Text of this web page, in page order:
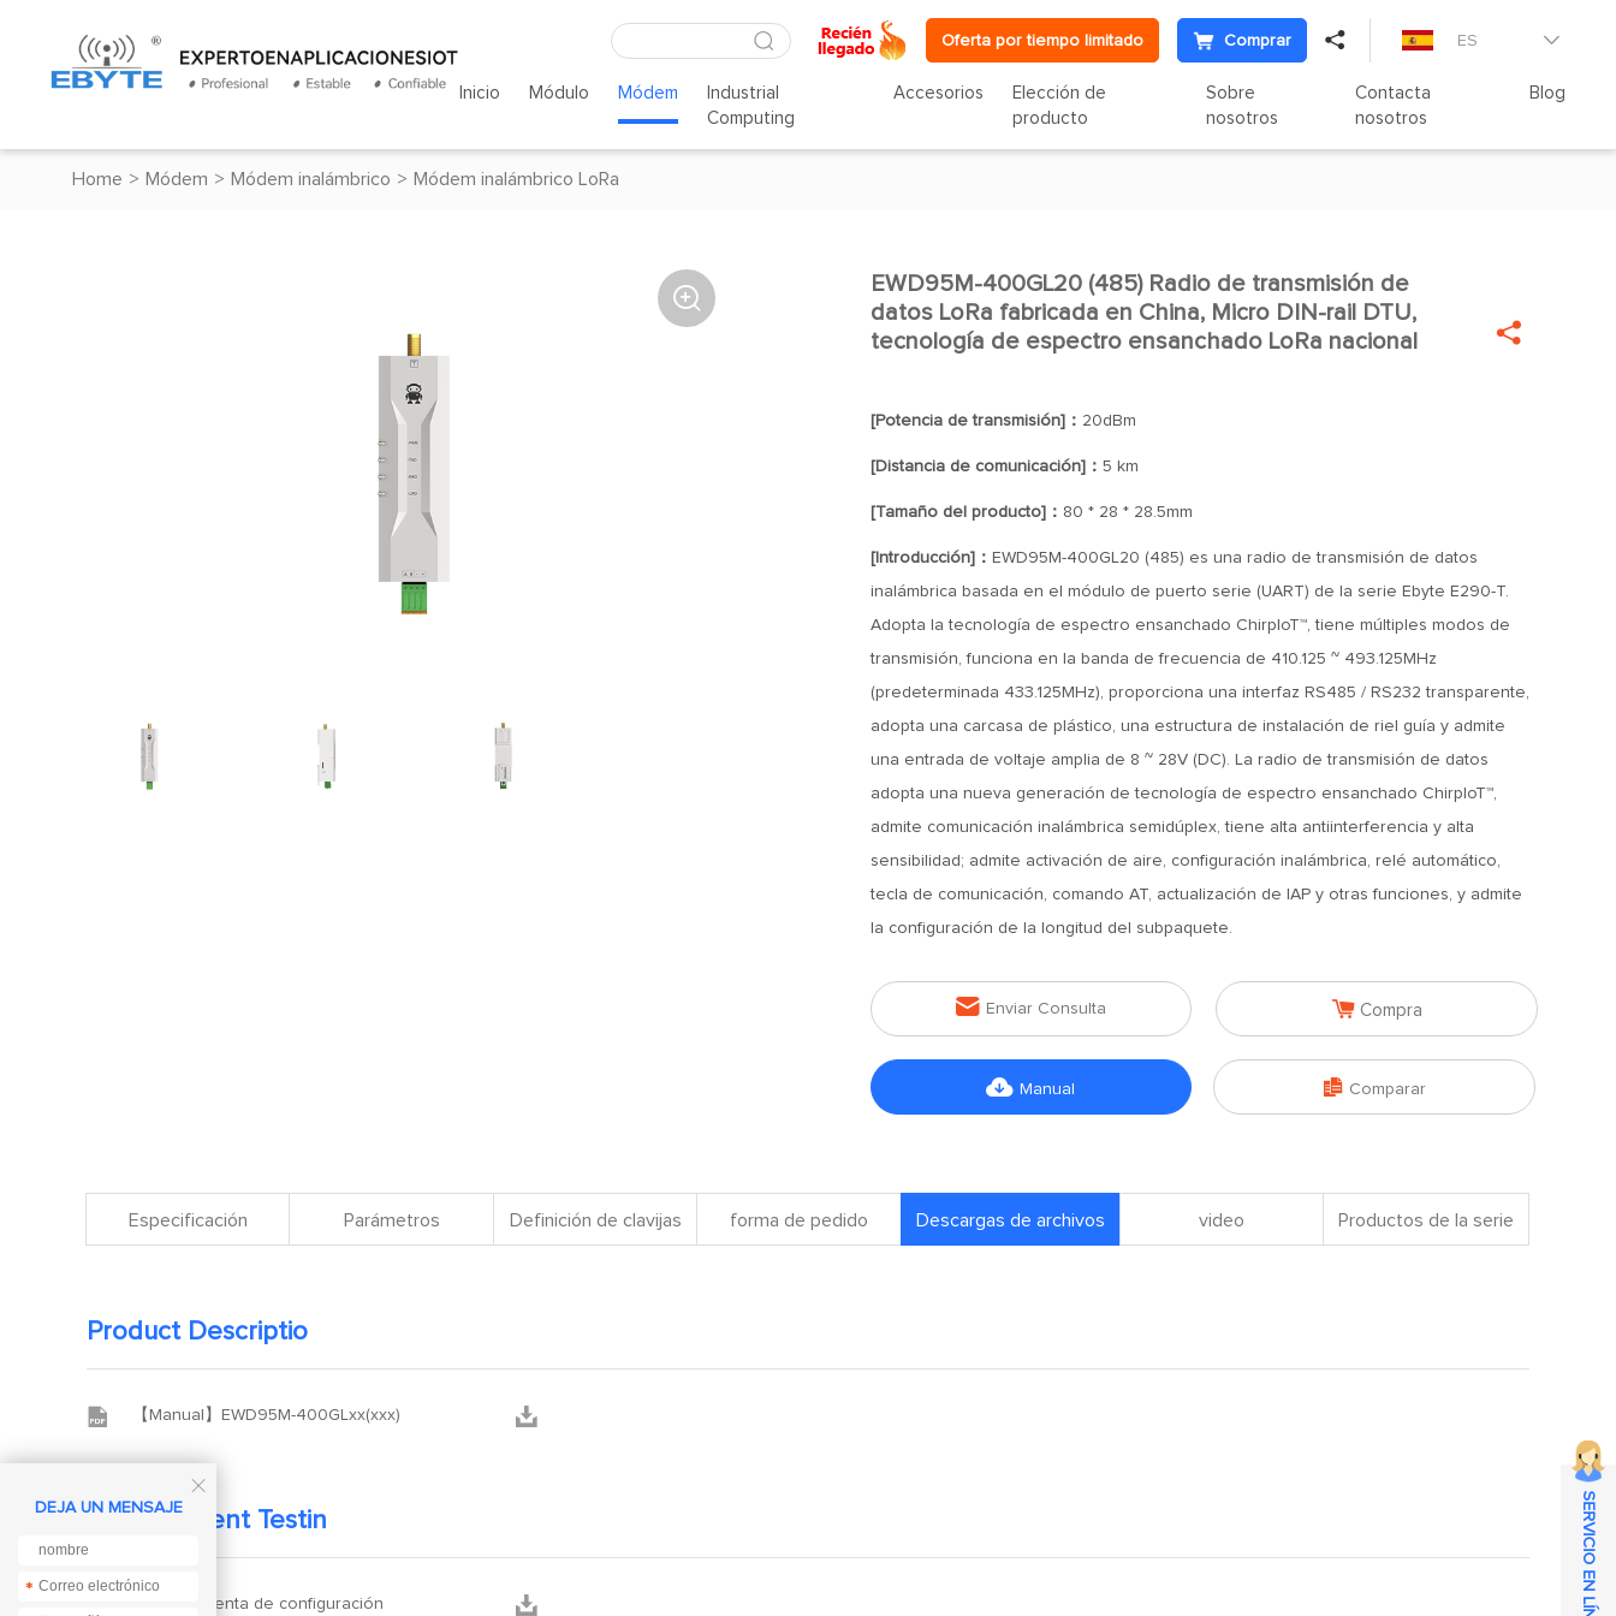
Oferta por tiempo limitado Comprar  ES 
Inicio Módulo Módem
Industrial
Computing
Accesorios
Elección de
producto
Sobre
nosotros
Contacta
nosotros
Blog
Home > Módem > Módem inalámbrico > Módem inalámbrico LoRa
 
EWD95M-400GL20 (485) Radio de transmisión de
datos LoRa fabricada en China, Micro DIN-rail DTU,
tecnología de espectro ensanchado LoRa nacional

[Potencia de transmisión]： 20dBm
[Distancia de comunicación]： 5 km
[Tamaño del producto]： 80 * 28 * 28.5mm
[Introducción]： EWD95M-400GL20 (485) es una radio de transmisión de datos
inalámbrica basada en el módulo de puerto serie (UART) de la serie Ebyte E290-T.
Adopta la tecnología de espectro ensanchado ChirpIoT™, tiene múltiples modos de
transmisión, funciona en la banda de frecuencia de 410.125 ~ 493.125MHz
(predeterminada 433.125MHz), proporciona una interfaz RS485 / RS232 transparente,
adopta una carcasa de plástico, una estructura de instalación de riel guía y admite
una entrada de voltaje amplia de 8 ~ 28V (DC). La radio de transmisión de datos
adopta una nueva generación de tecnología de espectro ensanchado ChirpIoT™,
admite comunicación inalámbrica semidúplex, tiene alta antiinterferencia y alta
sensibilidad; admite activación de aire, configuración inalámbrica, relé automático,
tecla de comunicación, comando AT, actualización de IAP y otras funciones, y admite
la configuración de la longitud del subpaquete.
 Enviar Consulta  Compra
 Manual  Comparar
Especificación Parámetros Definición de clavijas forma de pedido Descargas de archivos video Productos de la serie
Product Descriptio
 【Manual】EWD95M-400GLxx(xxx) 
Development Testin
La herramienta de configuración 

DEJA UN MENSAJE
*
*
SERVICIO EN LÍNEA